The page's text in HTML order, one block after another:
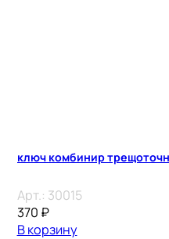
ключ комбинир
Арт.: 30015
370 ₽
В корзину